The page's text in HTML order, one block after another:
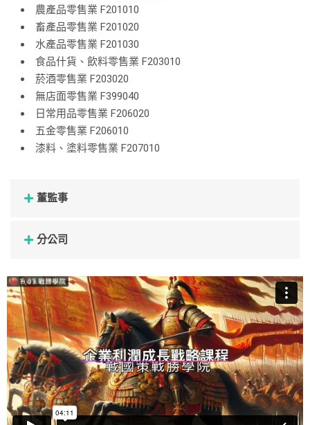
農產品零售業 F201010
畜產品零售業 F201020
水產品零售業 F201030
食品什貨、飲料零售業 F203010
菸酒零售業 F203020
無店面零售業 F399040
日常用品零售業 F206020
五金零售業 F206010
漆料、塗料零售業 F207010
董監事
分公司